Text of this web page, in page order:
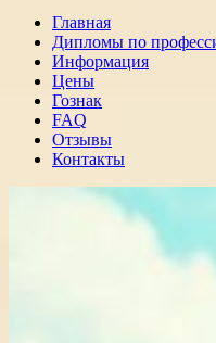
Главная
Дипломы по
Информация
Цены
Гознак
FAQ
Отзывы
Контакты